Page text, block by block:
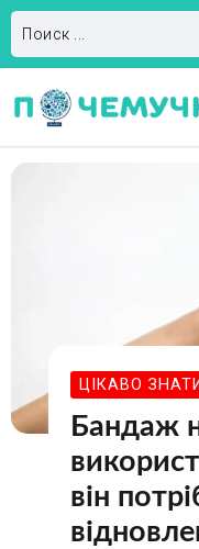
ЦІКАВО ЗНАТИ
Бандаж
він